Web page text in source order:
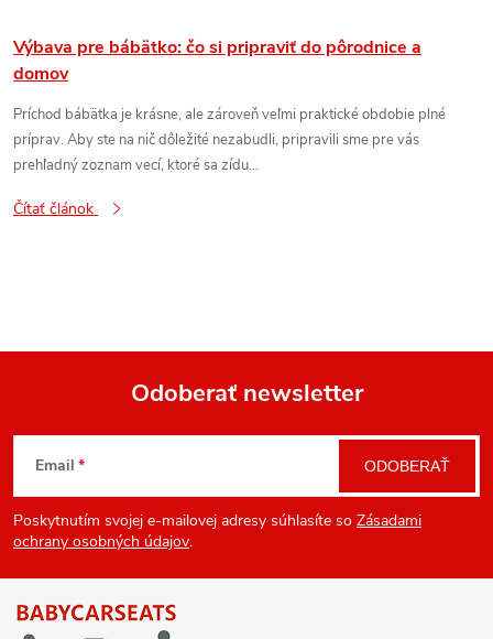
Výbava pre bábätko: čo si pripraviť do pôrodnice a
domov
Príchod bábätka je krásne, ale zároveň veľmi praktické obdobie plné
príprav. Aby ste na nič dôležité nezabudli, pripravili sme pre vás
prehľadný zoznam vecí, ktoré sa zídu...
Čítať článok
Z
á
p
ä
Odoberať newsletter
Email
Poskytnutím svojej e-mailovej adresy súhlasíte so Zásadami
ochrany osobných údajov.
ODOBERAŤ